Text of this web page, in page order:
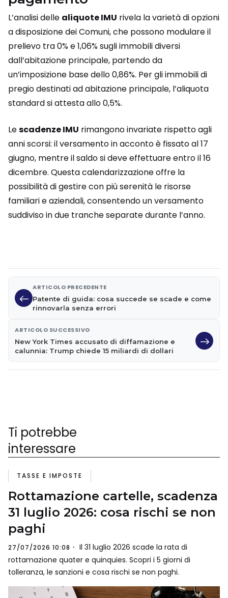
L’analisi delle aliquote IMU rivela la varietà di opzioni
a disposizione dei Comuni, che possono modulare il
prelievo tra 0% e 1,06% sugli immobili diversi
dall’abitazione principale, partendo da
un’imposizione base dello 0,86%. Per gli immobili di
pregio destinati ad abitazione principale, l’aliquota
standard si attesta allo 0,5%.
Lescadenze IMU rimangono invariate rispetto agli
anni scorsi: il versamento in acconto è fissato al 17
giugno, mentre il saldo si deve effettuare entro il 16
dicembre. Questa calendarizzazione offre la
possibilità di gestire con più serenità le risorse
familiari e aziendali, consentendo un versamento
suddiviso in due tranche separate durante l’anno.
ARTICOLO PRECEDENTE
Patente di guida: cosa succede se scade e come
rinnovarla senza errori
ARTICOLO SUCCESSIVO
New York Times accusato di diffamazione e
calunnia: Trump chiede 15 miliardi di dollari
Ti potrebbe
interessare
TASSE E IMPOSTE
Rottamazione cartelle, scadenza
31 luglio 2026: cosa rischi se non
paghi
27/07/2026 10:08
Il 31 luglio 2026 scade la rata di
rottamazione quater e quinquies. Scopri i 5 giorni di
tolleranza, le sanzioni e cosa rischi se non paghi.